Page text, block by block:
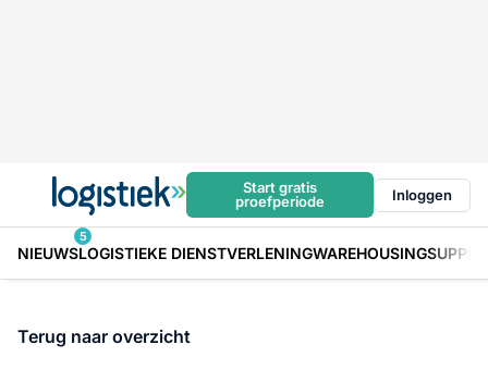
Start gratis
proefperiode
Inloggen
NIEUWS
5
LOGISTIEKE DIENSTVERLENINGWAREHOUSING
Terug naar overzicht